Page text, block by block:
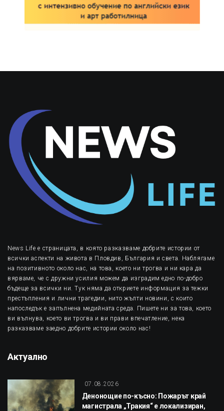
News Life е страницата, в която разказваме добрите истории от
всички аспекти на живота в Пловдив, България и света. Наблягаме
на позитивното около нас, на това, което ни трогва и ни кара да
вярваме, че с дружни усилия можем да изградим едно по-добро
бъдеще за всички ни. Тук няма да откриете информация за тежки
престъпления и лични трагедии, нито жълти новини, с които
напоследък е запълнена медийната среда. Пишете ни за това, което
ви вълнува, което ви трогва и ви прави впечатление, нека
разказваме заедно добрите истории около нас!
Актуално
07.08.2026
Денонощие по-късно: Пожарът край
магистрала „Тракия“ е локализиран,